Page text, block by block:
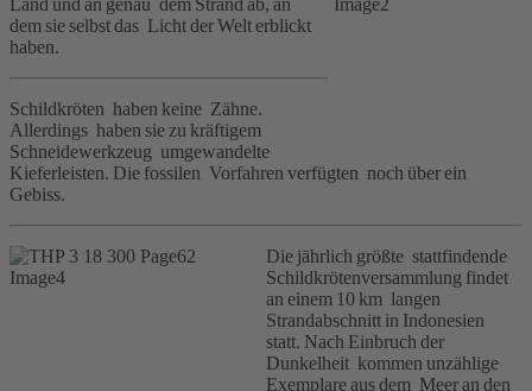
dem sie selbst das Licht der Welt erblickt
haben.
Schildkröten haben keine Zähne.
Allerdings haben sie zu kräftigem
Schneidewerkzeug umgewandelte
Kieferleisten. Die fossilen Vorfahren verfügten noch über ein
Gebiss.
Die jährlich größte stattfindende
Schildkrötenversammlung findet
an einem 10 km langen
Strandabschnitt in Indonesien
statt. Nach Einbruch der
Dunkelheit kommen unzählige
Exemplare aus dem Meer an den